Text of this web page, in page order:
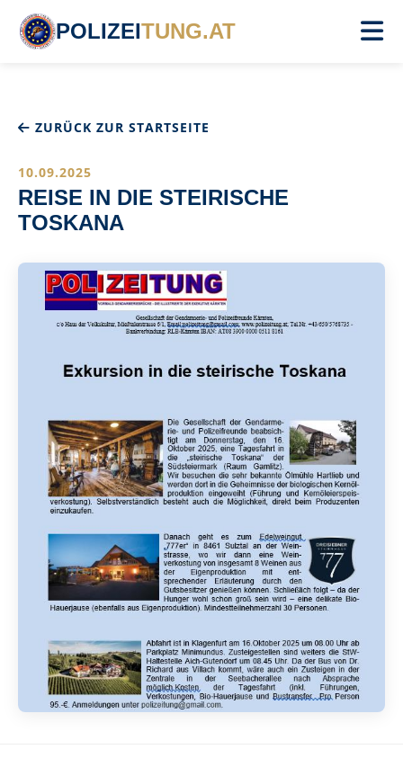
POLIZEITUNG.AT
ZURÜCK ZUR STARTSEITE
10.09.2025
REISE IN DIE STEIRISCHE
TOSKANA